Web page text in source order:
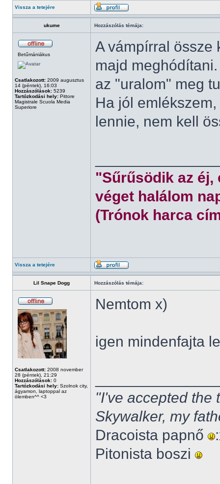
Vissza a tetejére
ukume Hozzászólás témája:
Betűmániákus
Csatlakozott: 2009 augusztus
14 (péntek), 16:03
Hozzászólások: 5239
Tartózkodási hely: Pittore
Magistrale Scuola Media
Superiore
A vámpírral össze
majd
az "uralom" meg
Ha jól
lennie, nem kell
"Sűrűsödik az éj,
véget halálom
(Trónok harca
Vissza a tetejére
Lil Snape Dogg Hozzászólás témája:
Csatlakozott: 2008 november
28 (péntek), 21:29
Hozzászólások: 0
Tartózkodási hely: Szolnok city,
ágyamon, laptoppal az
ölemben^^ <3
Nemtom x)
igen mindenfajta
"I've accepted the
Skywalker, my
Dracoista papnő
Pitonista boszi